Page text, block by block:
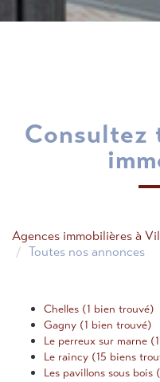
consultez tous nos biens
Agences immobilières à
Toutes nos annonces
Chelles (1 bien trouvé)
Gagny (1 bien trouvé)
Le perreux sur marne
Le raincy (15 biens
Les pavillons sous